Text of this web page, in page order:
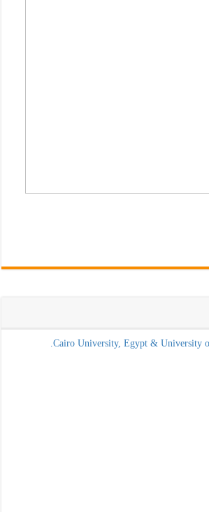
Cairo University, Egypt & University